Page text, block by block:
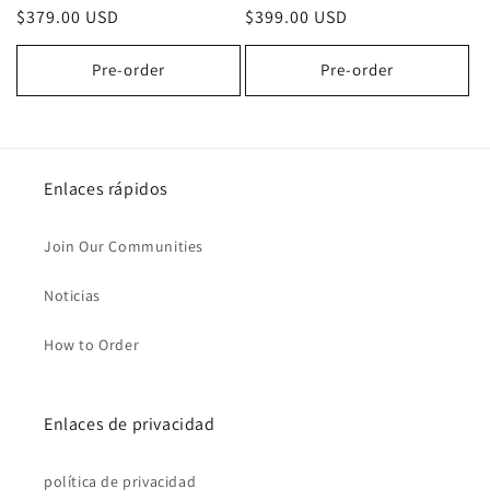
Precio
habitual
$379.00 USD
Pre-order
Precio
habitual
$399.00 USD
Pre-order
Enlaces rápidos
Join Our Communities
Noticias
How to Order
Enlaces de privacidad
política de privacidad